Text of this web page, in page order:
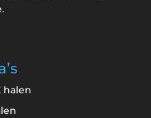
halen